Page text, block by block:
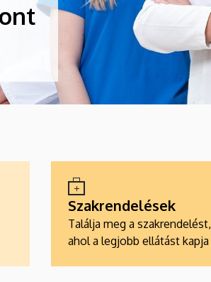
Szakrendelések
Találja meg a szakrendelést,
ahol a legjobb ellátást kapja